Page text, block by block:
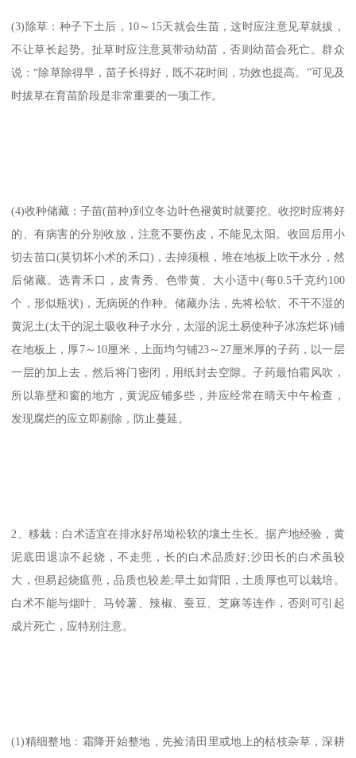
(3)除草：种子下土后，10～15天就会生苗，这时应注意见草就拔，
不让草长起势。扯草时应注意莫带动幼苗，否则幼苗会死亡。群众
说：“除草除得早，苗子长得好，既不花时间，功效也提高。”可见及
时拔草在育苗阶段是非常重要的一项工作。
(4)收种储藏：子苗(苗种)到立冬边叶色褪黄时就要挖。收挖时应将好
的、有病害的分别收放，注意不要伤皮，不能见太阳。收回后用小
切去苗口(莫切坏小术的禾口)，去掉须根，堆在地板上吹干水分，然
后储藏。选青禾口，皮青秀、色带黄、大小适中(每0.5千克约100
个，形似瓶状)，无病斑的作种。储藏办法，先将松软、不干不湿的
黄泥土(太干的泥土吸收种子水分，太湿的泥土易使种子冰冻烂坏)铺
在地板上，厚7～10厘米，上面均匀铺23～27厘米厚的子药，以一层
一层的加上去，然后将门密闭，用纸封去空隙。子药最怕霜风吹，
所以靠壁和窗的地方，黄泥应铺多些，并应经常在晴天中午检查，
发现腐烂的应立即剔除，防止蔓延。
2、移栽：白术适宜在排水好吊坳松软的壤土生长。据产地经验，黄
泥底田退凉不起烧，不走蔸，长的白术品质好;沙田长的白术虽较
大，但易起烧瘟蔸，品质也较差;旱土如背阳，土质厚也可以栽培。
白术不能与烟叶、马铃薯、辣椒、蚕豆、芝麻等连作，否则可引起
成片死亡，应特别注意。
(1)精细整地：霜降开始整地，先捡清田里或地上的枯枝杂草，深耕